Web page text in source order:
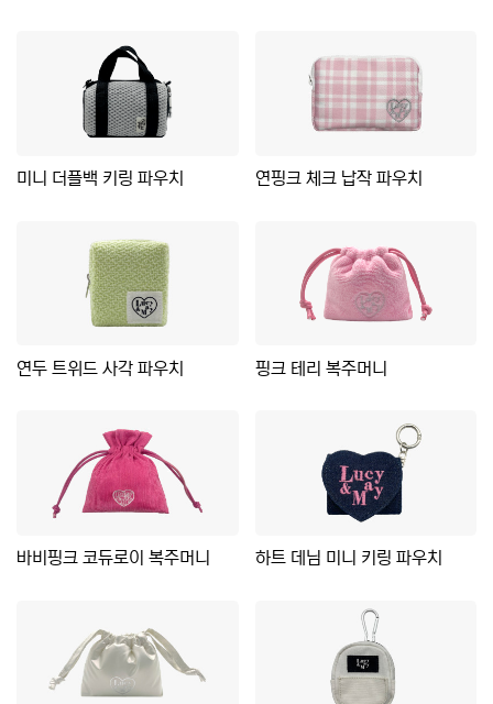
미니 더플백 키링 파우치 연핑크 체크 납작 파우치
연두 트위드 사각 파우치 핑크 테리 복주머니
바비핑크 코듀로이 복주머니 하트 데님 미니 키링 파우치